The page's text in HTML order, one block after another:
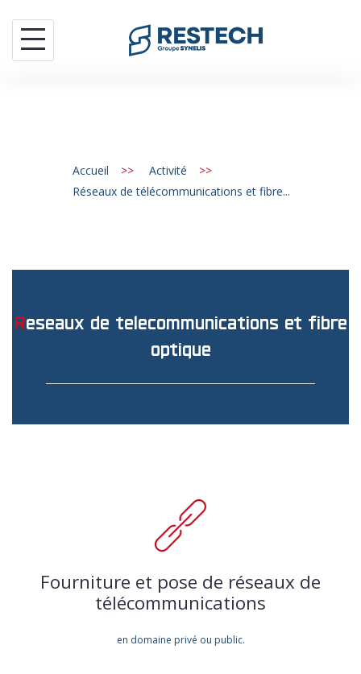
contenu
Accueil >> Activité
>>
Réseaux de télécommunications et fibre...
reseaux de telecommunications et fibre
optique
Fourniture et pose de réseaux de
télécommunications
en domaine privé ou public.